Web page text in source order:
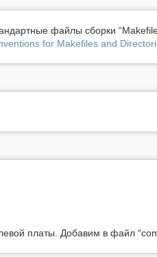
файлы сборки
for Makefiles and
платы. Добавим в файл